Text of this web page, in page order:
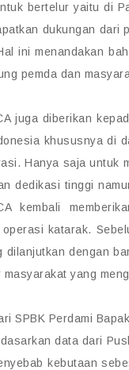
bertelur yaitu di
dukungan dari
ini menandakan
pemda dan
juga diberikan
khususnya di
Hanya saja untuk
dedikasi tinggi
kembali
operasi katarak.
dilanjutkan dengan
masyarakat yang
SPBK Perdami
data dari
kebutaan